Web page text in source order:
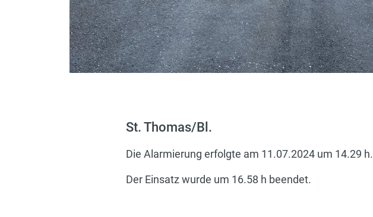
St. Thomas/Bl.
Die Alarmierung erfolgte am 11.07.2024 um 14.29 h.
Der Einsatz wurde um 16.58 h beendet.